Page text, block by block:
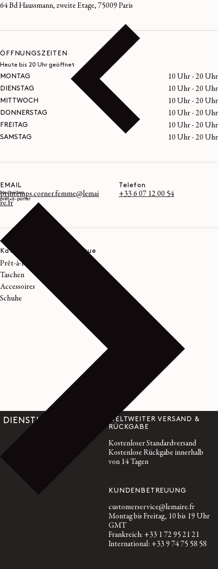
Neuheiten
prêt-à-porter
64 Bd Haussmann, zweite Etage, 75009 Paris
ÖFFNUNGSZEITEN
Heute bis 20 Uhr geöffnet
MONTAG 10 Uhr - 20 Uhr
DIENSTAG 10 Uhr - 20 Uhr
MITTWOCH 10 Uhr - 20 Uhr
DONNERSTAG 10 Uhr - 20 Uhr
FREITAG 10 Uhr - 20 Uhr
SAMSTAG 10 Uhr - 20 Uhr
EMAIL
printemps.corner.femme@lemai
re.fr
Telefon
+33 6 07 12 00 54
Kategorien in der Boutique
Prêt-à-Porter
Taschen
Accessoires
Schuhe
DIENSTLEISTUNGEN
WELTWEITER VERSAND &
RÜCKGABE
Kostenloser Standardversand
Kostenlose Rückgabe innerhalb
von 14 Tagen
KUNDENBETREUUNG
customerservice@lemaire.fr
Montag bis Freitag, 10 bis 19 Uhr
GMT
Frankreich: +33 1 72 95 21 21
International: +33 9 74 75 58 58